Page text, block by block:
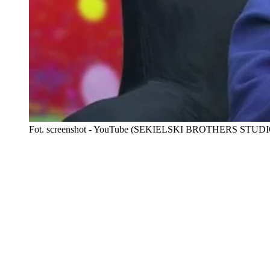
Fot. screenshot - YouTube (SEKIELSKI BROTHERS